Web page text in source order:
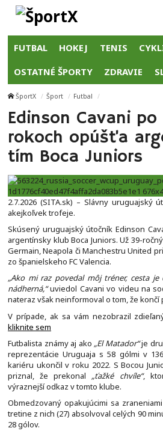
FUTBAL HOKEJ TENIS
OSTATNÉ ŠPORTY ZDRAVIE
ŠportX Šport Futbal
Edinson Cavani
rokoch opúšťa
tím Boca Juniors
2.7.2026 (SITA.sk) – Slávny uruguajský
akejkoľvek trofeje.
Skúsený uruguajský útočník Edinson
argentínsky klub Boca Juniors. Už 39-
Germain, Neapola či Manchestru United
zo španielskeho FC Valencia.
„Ako mi raz povedal môj tréner, cesta
nádherná,“uviedol Cavani vo videu na
nateraz však neinformoval o tom, že
V prípade, ak sa vám nezobrazil
kliknite sem
Futbalista známy aj ako „El Matador“je
reprezentácie Uruguaja s 58 gólmi v
kariéru ukončil v roku 2022. S Bocou
priznal, že prekonal „ťažké chvíle“,
výraznejší odkaz v tomto klube.
Obmedzovaný opakujúcimi sa
tretine z nich (27) absolvoval celých 90
28 gólov.